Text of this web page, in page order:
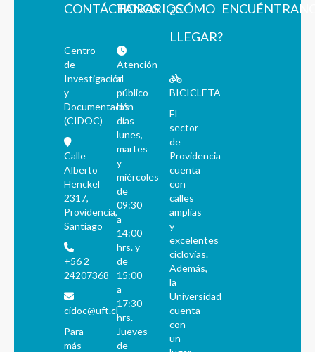
CONTÁCTANOS
Centro
de
Investigación
y
Documentación
(CIDOC)
Calle
Alberto
Henckel
2317,
Providencia,
Santiago
+56 2
24207368
cidoc@uft.cl
Para
más
HORARIOS
Atención
al
público
los
días
lunes,
martes
y
miércoles
de
09:30
a
14:00
hrs. y
de
15:00
a
17:30
hrs.
Jueves
de
¿CÓMO
LLEGAR?
BICICLETA
El
sector
de
Providencia
cuenta
con
calles
amplias
y
excelentes
ciclovías.
Además,
la
Universidad
cuenta
con
un